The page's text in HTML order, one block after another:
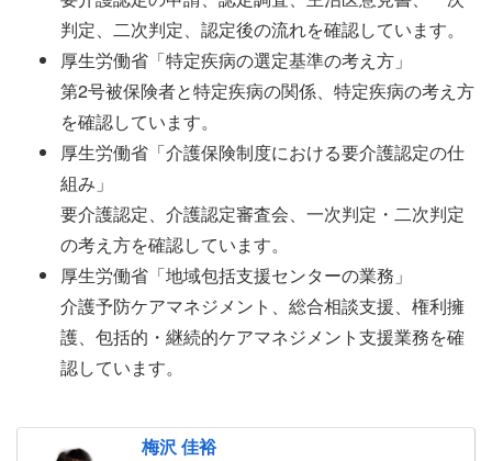
判定、二次判定、認定後の流れを確認しています。
厚生労働省「特定疾病の選定基準の考え方」
第2号被保険者と特定疾病の関係、特定疾病の考え方
を確認しています。
厚生労働省「介護保険制度における要介護認定の仕
組み」
要介護認定、介護認定審査会、一次判定・二次判定
の考え方を確認しています。
厚生労働省「地域包括支援センターの業務」
介護予防ケアマネジメント、総合相談支援、権利擁
護、包括的・継続的ケアマネジメント支援業務を確
認しています。
梅沢 佳裕